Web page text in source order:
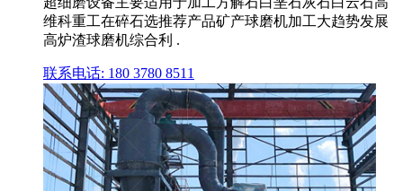
维科重工在碎石选推荐产品矿产球磨机加工大趋势发展
高炉渣球磨机综合利 .
联系电话: 180 3780 8511